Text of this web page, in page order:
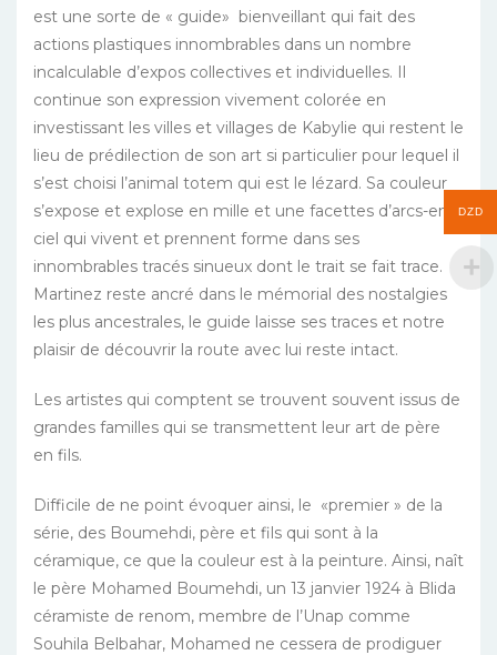
est une sorte de « guide» bienveillant qui fait des
actions plastiques innombrables dans un nombre
incalculable d’expos collectives et individuelles. Il
continue son expression vivement colorée en
investissant les villes et villages de Kabylie qui restent le
lieu de prédilection de son art si particulier pour lequel il
s’est choisi l’animal totem qui est le lézard. Sa couleur
s’expose et explose en mille et une facettes d’arcs-en-
ciel qui vivent et prennent forme dans ses
innombrables tracés sinueux dont le trait se fait trace.
Martinez reste ancré dans le mémorial des nostalgies
les plus ancestrales, le guide laisse ses traces et notre
plaisir de découvrir la route avec lui reste intact.
Les artistes qui comptent se trouvent souvent issus de
grandes familles qui se transmettent leur art de père
en fils.
Difficile de ne point évoquer ainsi, le «premier » de la
série, des Boumehdi, père et fils qui sont à la
céramique, ce que la couleur est à la peinture. Ainsi, naît
le père Mohamed Boumehdi, un 13 janvier 1924 à Blida
céramiste de renom, membre de l’Unap comme
Souhila Belbahar, Mohamed ne cessera de prodiguer
DZD